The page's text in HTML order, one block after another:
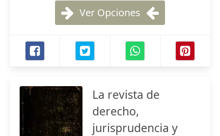
Ver Opciones
La revista de
derecho,
jurisprudencia y